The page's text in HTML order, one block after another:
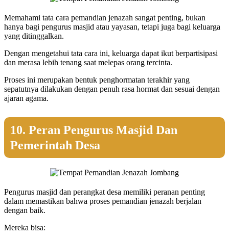
Memahami tata cara pemandian jenazah sangat penting, bukan
hanya bagi pengurus masjid atau yayasan, tetapi juga bagi keluarga
yang ditinggalkan.
Dengan mengetahui tata cara ini, keluarga dapat ikut berpartisipasi
dan merasa lebih tenang saat melepas orang tercinta.
Proses ini merupakan bentuk penghormatan terakhir yang
sepatutnya dilakukan dengan penuh rasa hormat dan sesuai dengan
ajaran agama.
10. Peran Pengurus Masjid Dan
Pemerintah Desa
Pengurus masjid dan perangkat desa memiliki peranan penting
dalam memastikan bahwa proses pemandian jenazah berjalan
dengan baik.
Mereka bisa: